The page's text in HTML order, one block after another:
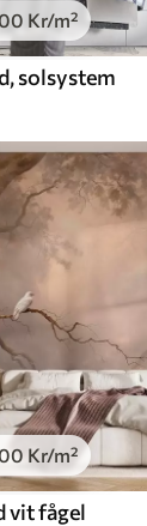
Kr/m²
solsystem
Kr/m²
vit fågel